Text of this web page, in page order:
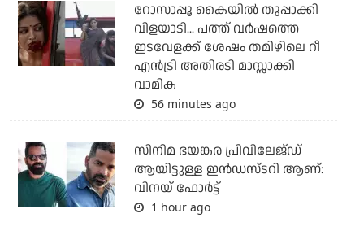
റോസാപ്പൂ കൈയില്‍ തുപ്പാക്കി
വിളയാടി... പത്ത് വര്‍ഷത്തെ
ഇടവേളക്ക് ശേഷം തമിഴിലെ റീ
എന്‍ട്രി അതിരടി മാസ്സാക്കി
വാമിക
56 minutes ago
സിനിമ ഭയങ്കര പ്രിവിലേജ്ഡ്
ആയിട്ടുള്ള ഇൻഡസ്ടറി ആണ്:
വിനയ് ഫോർട്ട്
1 hour ago